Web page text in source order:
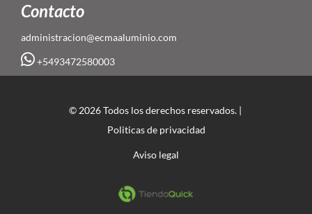
Contacto
administracion@ecmaaluminio.com
+5493472580003
© 2026 Todos los derechos reservados. |
Politicas de privacidad
Aviso legal